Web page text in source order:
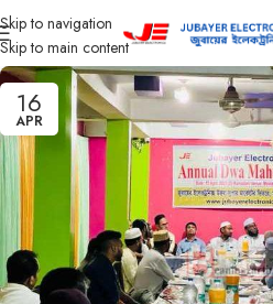
Skip to navigation
Skip to main content
16
APR